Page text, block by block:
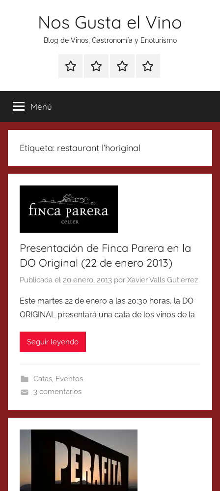
Nos Gusta el Vino
Blog de Vinos, Gastronomía y Enoturismo
Especial
Tonics
Enoturismo
Gastronomía
RankingContacto
Menú
Etiqueta: restaurant l’horiginal
Presentación de Finca Parera en la
DO Original (22 de enero 2013)
Publicada el 20 enero, 2013 por Xavier Valls Gutierrez
Este martes 22 de enero a las 20:30 horas, la DO
ORIGINAL presentará una cata de los vinos de la
Seguir leyendo
Catas, Eventos
3 comentarios